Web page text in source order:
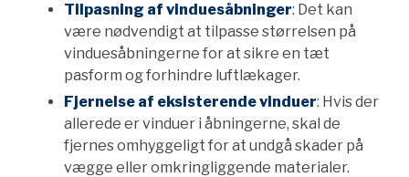
Tilpasning af vinduesåbninger: Det kan
være nødvendigt at tilpasse størrelsen på
vinduesåbningerne for at sikre en tæt
pasform og forhindre luftlækager.
Fjernelse af eksisterende vinduer: Hvis der
allerede er vinduer i åbningerne, skal de
fjernes omhyggeligt for at undgå skader på
vægge eller omkringliggende materialer.